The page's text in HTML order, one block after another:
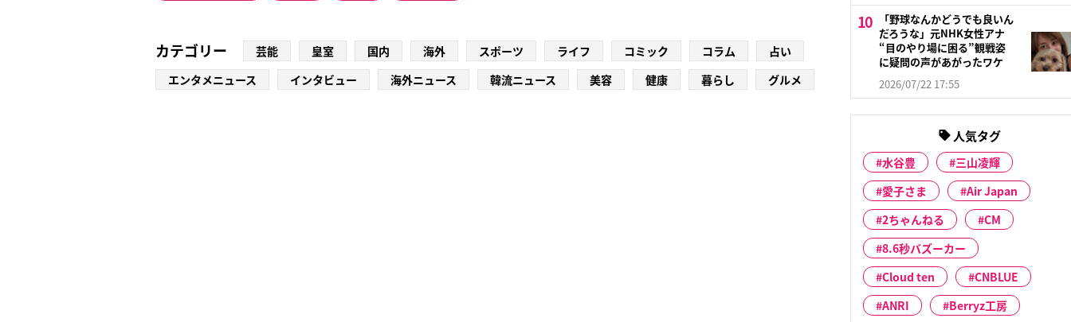
カテゴリー 芸能 皇室 国内 海外 スポーツ ライフ コミック コラム
占い
エンタメニュース
インタビュー 海外ニュース 韓流ニュース 美容 健康 暮らし グルメ
「野球なんかどうでも良いん
だろうな」元NHK女性アナ
“目のやり場に困る”観戦姿
に疑問の声があがったワケ
2026/07/22 17:55
人気タグ
水谷豊
三山凌輝
愛子さま
Air Japan
2ちゃんねる
CM
8.6秒バズーカー
Cloud ten
CNBLUE
ANRI
Berryz工房